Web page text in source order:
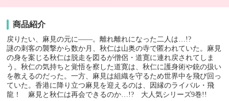
商品紹介
戻りたい、麻見の元に――。離れ離れになった二人は…!?
謎の刺客の襲撃から数か月、秋仁は山奥の寺で匿われていた。麻見
の身を案じる秋仁は脱走を図るが僧侶・道寛に連れ戻されてしま
う。秋仁の気持ちと覚悟を察した道寛は、秋仁に護身術や銃の扱い
を教えるのだった。一方、麻見は組織を守るため世界中を飛び回っ
ていた。香港に降り立つ麻見を迎えるのは、因縁のライバル・飛
龍！ 麻見と秋仁は再会できるのか…!? 大人気シリーズ9巻!!